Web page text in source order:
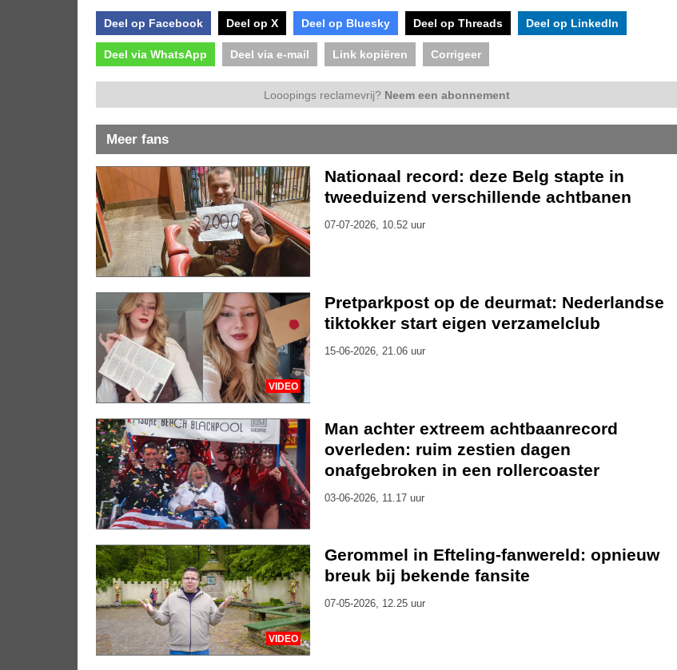
Deel op Facebook Deel op X Deel op Bluesky Deel op Threads Deel op LinkedIn
Deel via WhatsApp Deel via e-mail Link kopiëren Corrigeer
Looopings reclamevrij? Neem een abonnement
Meer fans
Nationaal record: deze Belg stapte in
tweeduizend verschillende achtbanen
07-07-2026, 10.52 uur
VIDEO
Pretparkpost op de deurmat: Nederlandse
tiktokker start eigen verzamelclub
15-06-2026, 21.06 uur
Man achter extreem achtbaanrecord
overleden: ruim zestien dagen
onafgebroken in een rollercoaster
03-06-2026, 11.17 uur
VIDEO
Gerommel in Efteling-fanwereld: opnieuw
breuk bij bekende fansite
07-05-2026, 12.25 uur